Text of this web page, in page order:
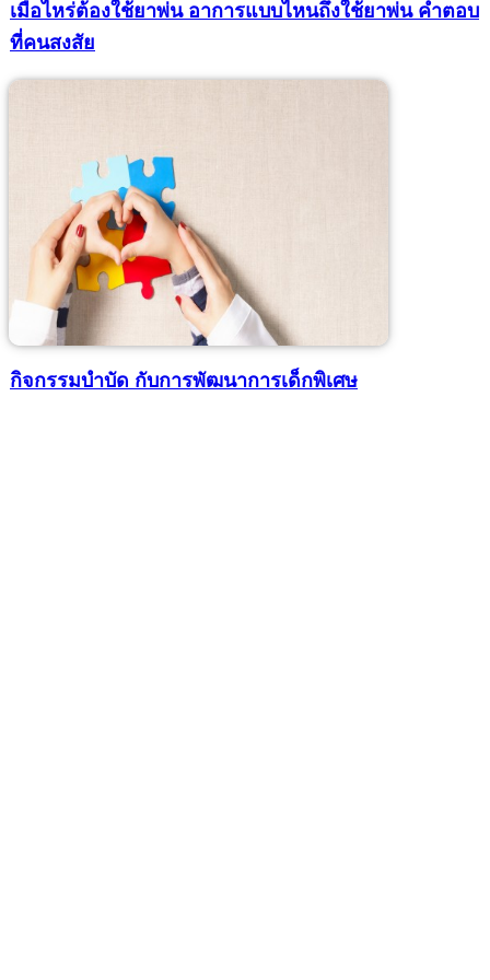
เมื่อไหร่ต้องใช้ยาพ่น อาการแบบไหนถึงใช้ยาพ่น คำตอบ
ที่คนสงสัย
กิจกรรมบำบัด กับการพัฒนาการเด็กพิเศษ